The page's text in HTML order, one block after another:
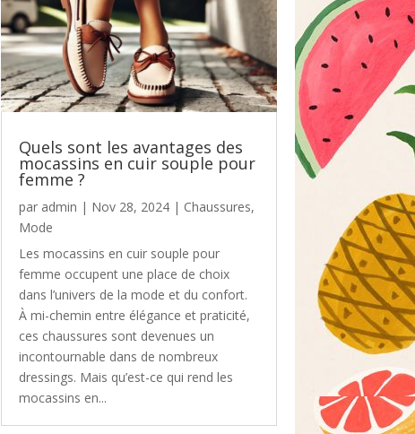
Quels sont les avantages des
mocassins en cuir souple pour
femme ?
par admin | Nov 28, 2024 | Chaussures,
Mode
Les mocassins en cuir souple pour
femme occupent une place de choix
dans l’univers de la mode et du confort.
À mi-chemin entre élégance et praticité,
ces chaussures sont devenues un
incontournable dans de nombreux
dressings. Mais qu’est-ce qui rend les
mocassins en...